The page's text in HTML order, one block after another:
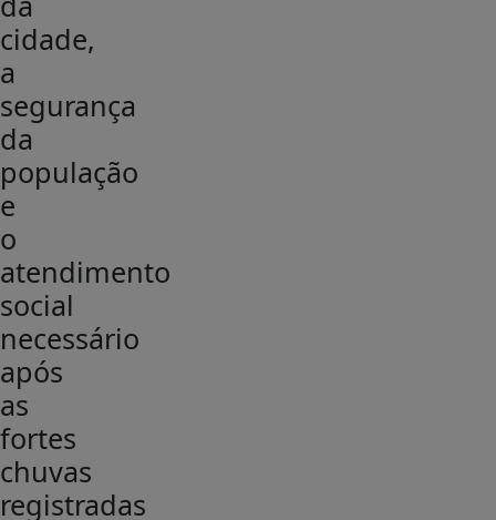
cidade,
a
segurança
da
população
e
o
atendimento
social
necessário
após
as
fortes
chuvas
registradas